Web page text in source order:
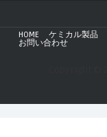
HOME ケミカル製品
お問い合わせ